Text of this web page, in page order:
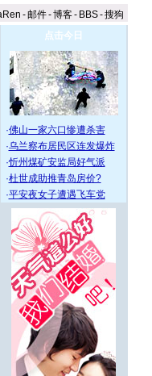
-邮件-博客- BBS-搜狗
点击今日
·佛山一家六口惨遭杀害
·乌兰察布居民区连发爆炸
·忻州煤矿安监局好气派
·杜世成助推青岛房价?
·平安夜女子遭遇飞车党